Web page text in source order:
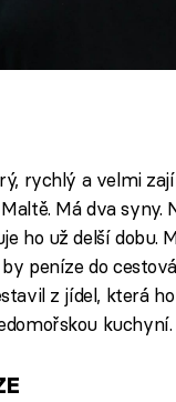
rychlý a velmi
Má dva syny.
ho už delší dobu.
peníze do
z jídel, která
kuchyní.